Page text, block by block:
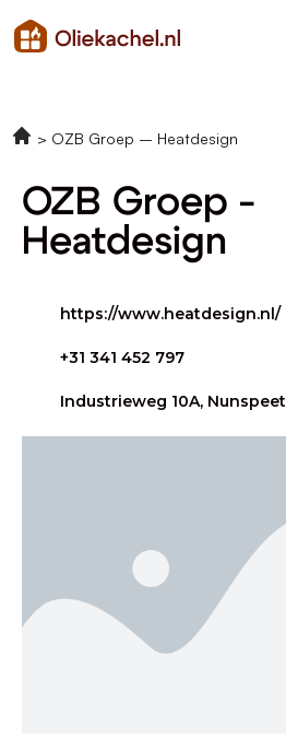
OZB Groep – Heatdesign
OZB Groep -
Heatdesign
https://www.heatdesign.nl/
+31 341 452 797
Industrieweg 10A, Nunspeet